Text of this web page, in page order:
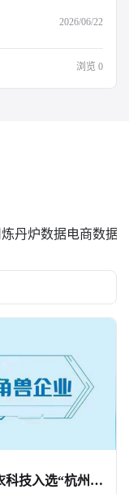
2026/06/22
浏览 0
炼丹炉数据电商数据
连续3年上榜！「炼丹炉」母公司知衣科技入选“杭州准独角兽企业”-杭州知衣科技